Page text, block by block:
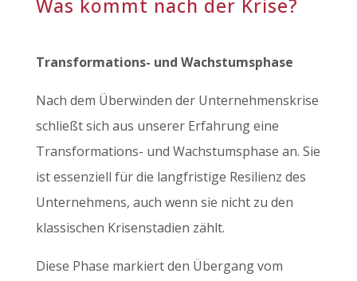
Was kommt nach der Krise?
Transformations- und Wachstumsphase
Nach dem Überwinden der Unternehmenskrise
schließt sich aus unserer Erfahrung eine
Transformations- und Wachstumsphase an. Sie
ist essenziell für die langfristige Resilienz des
Unternehmens, auch wenn sie nicht zu den
klassischen Krisenstadien zählt.
Diese Phase markiert den Übergang vom